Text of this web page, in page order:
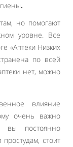
.
но помогают
уровне. Все
«Аптеки Низких
по всей
нет, можно
влияние
очень важно
вы постоянно
стоит